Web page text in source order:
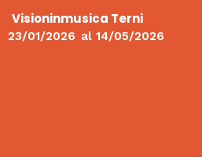
Visioninmusica Terni
23/01/2026 al 14/05/2026